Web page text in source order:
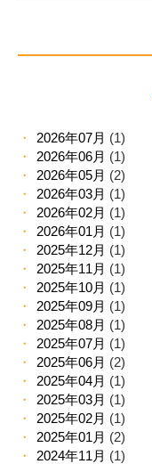
2026年07月 (1)
2026年06月 (1)
2026年05月 (2)
2026年03月 (1)
2026年02月 (1)
2026年01月 (1)
2025年12月 (1)
2025年11月 (1)
2025年10月 (1)
2025年09月 (1)
2025年08月 (1)
2025年07月 (1)
2025年06月 (2)
2025年04月 (1)
2025年03月 (1)
2025年02月 (1)
2025年01月 (2)
2024年11月 (1)